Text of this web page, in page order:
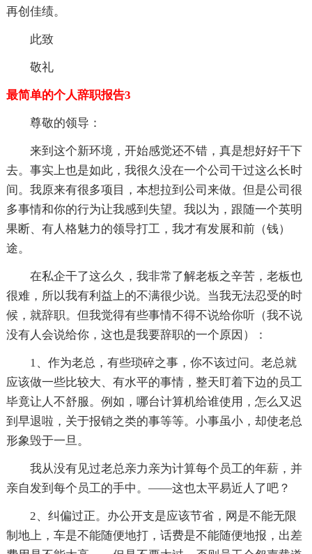
再创佳绩。
此致
敬礼
最简单的个人辞职报告3
尊敬的领导：
来到这个新环境，开始感觉还不错，真是想好好干下
去。事实上也是如此，我很久没在一个公司干过这么长时
间。我原来有很多项目，本想拉到公司来做。但是公司很
多事情和你的行为让我感到失望。我以为，跟随一个英明
果断、有人格魅力的领导打工，我才有发展和前（钱）
途。
在私企干了这么久，我非常了解老板之辛苦，老板也
很难，所以我有利益上的不满很少说。当我无法忍受的时
候，就辞职。但我觉得有些事情不得不说给你听（我不说
没有人会说给你，这也是我要辞职的一个原因）：
1、作为老总，有些琐碎之事，你不该过问。老总就
应该做一些比较大、有水平的事情，整天盯着下边的员工
毕竟让人不舒服。例如，哪台计算机给谁使用，怎么又迟
到早退啦，关于报销之类的事等等。小事虽小，却使老总
形象毁于一旦。
我从没有见过老总亲力亲为计算每个员工的年薪，并
亲自发到每个员工的手中。——这也太平易近人了吧？
2、纠偏过正。办公开支是应该节省，网是不能无限
制地上，车是不能随便地打，话费是不能随便地报，出差